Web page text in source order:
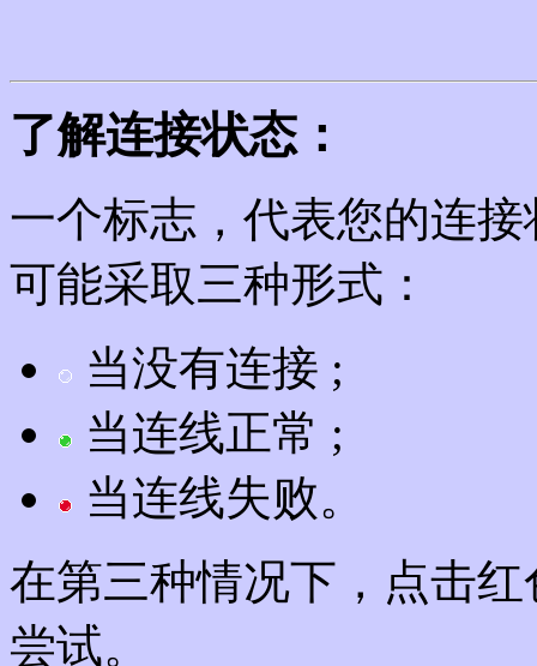
了解连接状态：
一个标志，代表您的连
可能采取三种形式：
当没有连接 ;
当连线正常 ;
当连线失败。
在第三种情况下，点击
尝试。